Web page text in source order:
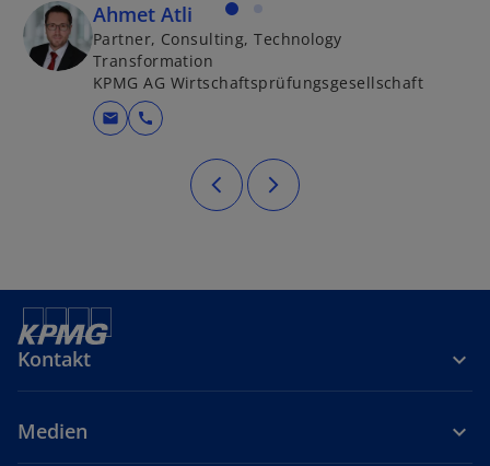
Ahmet Atli
Partner, Consulting, Technology
Transformation
KPMG AG Wirtschaftsprüfungsgesellschaft
mail call
Kontakt
Medien